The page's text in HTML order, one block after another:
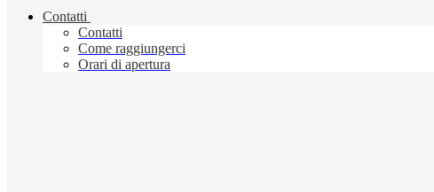
Contatti
Contatti
Come raggiungerci
Orari di apertura